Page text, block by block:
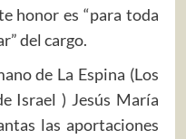
honor es “para toda
del cargo.
de La Espina (Los
Israel ) Jesús María
las aportaciones